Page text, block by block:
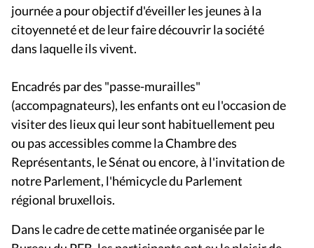
journée a pour objectif d'éveiller les jeunes à la
citoyenneté et de leur faire découvrir la société
dans laquelle ils vivent.
Encadrés par des "passe-murailles"
(accompagnateurs), les enfants ont eu l'occasion de
visiter des lieux qui leur sont habituellement peu
ou pas accessibles comme la Chambre des
Représentants, le Sénat ou encore, à l'invitation de
notre Parlement, l'hémicycle du Parlement
régional bruxellois.
Dans le cadre de cette matinée organisée par le